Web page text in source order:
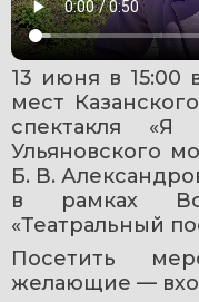
13 июня в 15:00
мест
спектакля
Ульяновского
Б. В.
в рамках
«Театральный
Посетить
желающие —